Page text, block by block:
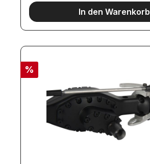
In den Warenkorb
%